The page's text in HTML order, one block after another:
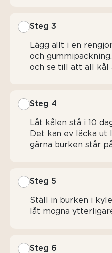
Steg 3
Lägg allt i en
och
och se till att all kål
Steg 4
Låt kålen stå i 10
Det kan ev läcka ut
gärna burken står
Steg 5
Ställ in burken i
låt mogna
Steg 6